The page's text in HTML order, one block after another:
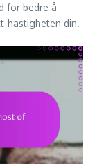
for bedre å
hastigheten din.